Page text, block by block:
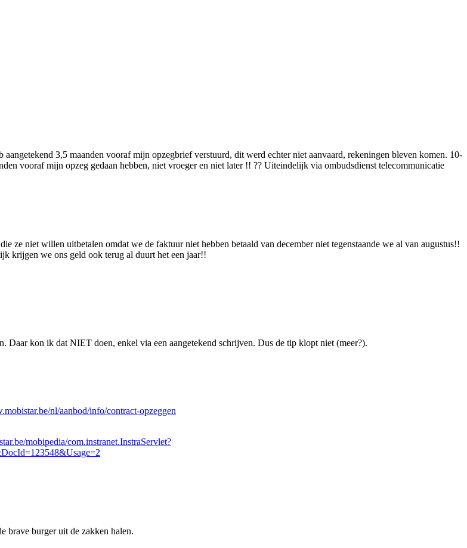
3,5 maanden vooraf mijn opzegbrief verstuurd, dit werd echter niet aanvaard, rekeningen bleven komen. 10-
vooraf mijn opzeg gedaan hebben, niet vroeger en niet later !! ?? Uiteindelijk via ombudsdienst telecommunicatie
ze niet willen uitbetalen omdat we de faktuur niet hebben betaald van december niet tegenstaande we al van augustus!!
krijgen we ons geld ook terug al duurt het een jaar!!
Daar kon ik dat NIET doen, enkel via een aangetekend schrijven. Dus de tip klopt niet (meer?).
nl/aanbod/info/contract-opzeggen
mobipedia/com.instranet.InstraServlet?
brave burger uit de zakken halen.